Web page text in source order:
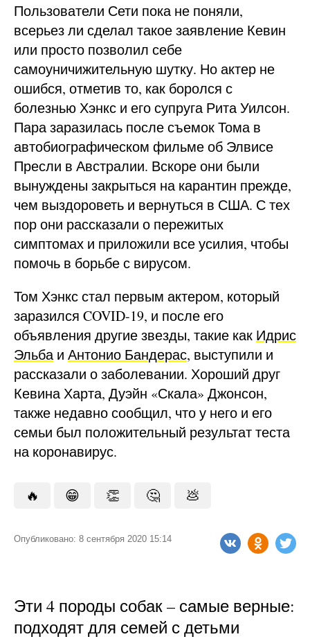
Пользователи Сети пока не поняли,
всерьез ли сделал такое заявление Кевин
или просто позволил себе
самоуничижительную шутку. Но актер не
ошибся, отметив то, как боролся с
болезнью Хэнкс и его супруга Рита Уилсон.
Пара заразилась после съемок Тома в
автобиографическом фильме об Элвисе
Пресли в Австралии. Вскоре они были
вынуждены закрыться на карантин прежде,
чем выздороветь и вернуться в США. С тех
пор они рассказали о пережитых
симптомах и приложили все усилия, чтобы
помочь в борьбе с вирусом.
Том Хэнкс стал первым актером, который
заразился COVID-19, и после его
объявления другие звезды, такие как Идрис
Эльбаи Антонио Бандерас, выступили и
рассказали о заболевании. Хороший друг
Кевина Харта, Дуэйн «Скала» Джонсон,
также недавно сообщил, что у него и его
семьи был положительный результат теста
на коронавирус.
🔥 😁 👏 🤔 💩
Опубликовано: 8 сентября 2020 15:14
Эти 4 породы собак – самые верные:
подходят для семей с детьми